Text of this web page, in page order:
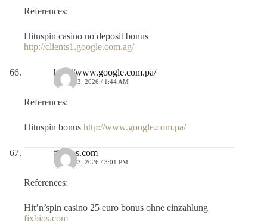
References:
Hitnspin casino no deposit bonus
http://clients1.google.com.ag/
http://www.google.com.pa/
JULIO 13, 2026 / 1:44 AM
References:
Hitnspin bonus http://www.google.com.pa/
fixbios.com
JULIO 13, 2026 / 3:01 PM
References:
Hit’n’spin casino 25 euro bonus ohne einzahlung
fixbios.com